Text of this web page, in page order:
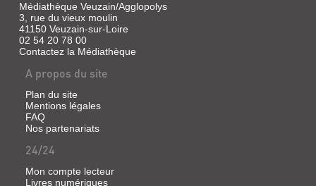
CHAMBORD
Livre
Demézil,
Jean
Livre
|
Lesueur,
Frédéric
A.
et
J.
Picard,
1969
Médiathèque Veuzain/Agglopolys
3, rue du vieux moulin
41150 Veuzain-sur-Loire
02 54 20 78 00
Contactez la Médiathèque
A propos du site
Plan du site
Mentions légales
FAQ
Nos partenariats
24/24
Mon compte lecteur
Livres numériques